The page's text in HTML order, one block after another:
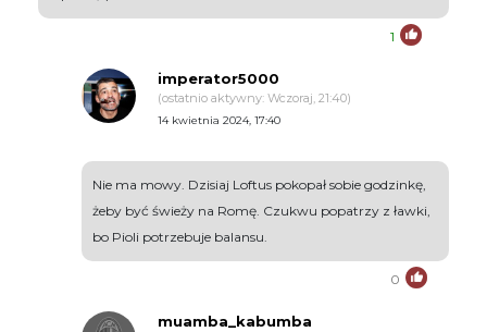
1
imperator5000
(ostatnio aktywny: Wczoraj, 21:40)
14 kwietnia 2024, 17:40
Nie ma mowy. Dzisiaj Loftus pokopał sobie godzinkę,
żeby być świeży na Romę. Czukwu popatrzy z ławki,
bo Pioli potrzebuje balansu.
0
muamba_kabumba